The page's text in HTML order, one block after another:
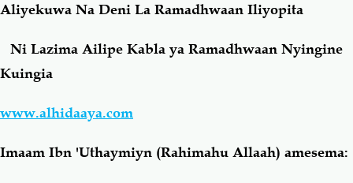
Fiqh-Ibaadah
Aliyekuwa Na Deni La Ramadhwaan Iliyopita
Ni Lazima Ailipe Kabla ya Ramadhwaan Nyingine
Kuingia
www.alhidaaya.com
Imaam Ibn 'Uthaymiyn (Rahimahu Allaah) amesema: